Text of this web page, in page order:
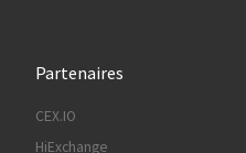
Partenaires
CEX.IO
HiExchange